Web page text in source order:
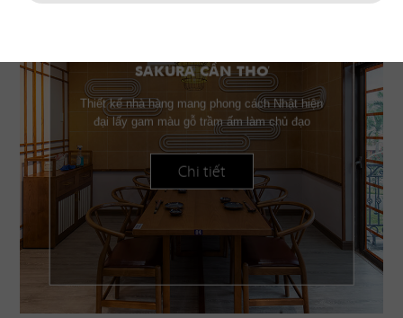
SAKURA CẦN THƠ
Thiết kế nhà hàng mang phong cách Nhật hiện
đại lấy gam màu gỗ trầm ấm làm chủ đạo
Chi tiết